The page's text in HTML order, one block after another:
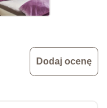
Dodaj ocenę